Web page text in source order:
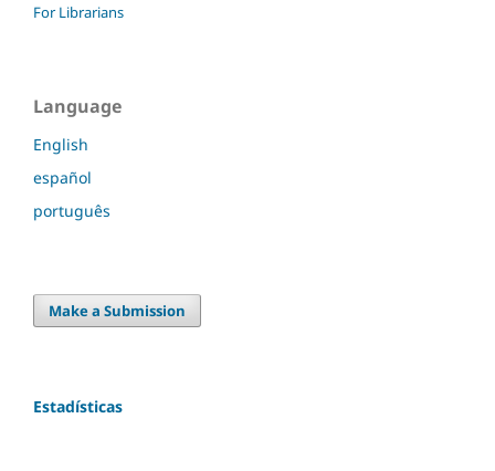
For Librarians
Language
English
español
português
Make a Submission
Estadísticas